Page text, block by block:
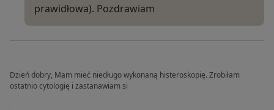
prawidłowa). Pozdrawiam
Dzień dobry, Mam mieć niedługo wykonaną histeroskopię. Zrobiłam
ostatnio cytologię i zastanawiam si